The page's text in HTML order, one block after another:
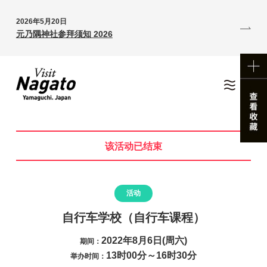
2026年5月20日
元乃隅神社参拜须知 2026
该活动已结束
活动
自行车学校（自行车课程）
期间： 2022年8月6日(周六)
举办时间： 13时00分～16时30分